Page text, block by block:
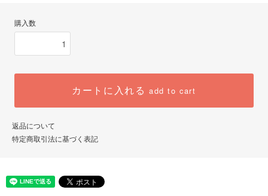
購入数
カートに入れるadd to cart
返品について
特定商取引法に基づく表記